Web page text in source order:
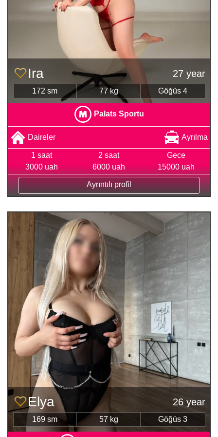
Ira 27 year
172 sm 77 kg Göğüs 4
Palats Sportu
Daireler Ayrılma
1 saat
3000 uah
2 saat
6000 uah
Gece
15000 uah
Ayrıntılı profil
Elya 26 year
169 sm 57 kg Göğüs 3